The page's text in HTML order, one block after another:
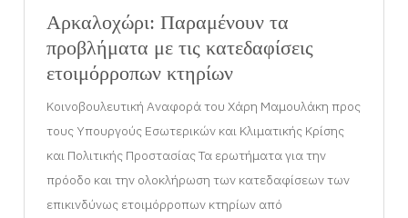
Αρκαλοχώρι: Παραμένουν τα
προβλήματα με τις κατεδαφίσεις
ετοιμόρροπων κτηρίων
Κοινοβουλευτική Αναφορά του Χάρη Μαμουλάκη προς
τους Υπουργούς Εσωτερικών και Κλιματικής Κρίσης
και Πολιτικής Προστασίας Τα ερωτήματα για την
πρόοδο και την ολοκλήρωση των κατεδαφίσεων των
επικινδύνως ετοιμόρροπων κτηρίων από